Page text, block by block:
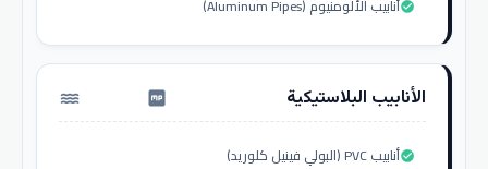
أنابيب الألومنيوم (Aluminum Pipes)check_circle
الأنابيب البلاستيكية water_pump
أنابيب PVC (البولي فينيل كلوريد)check_circle